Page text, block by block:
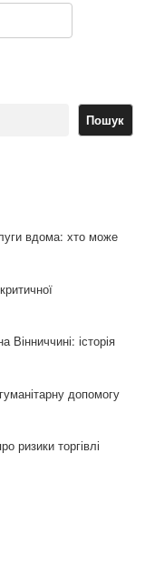
Пошук
вдома: хто може
історія
допомогу
ризики торгівлі